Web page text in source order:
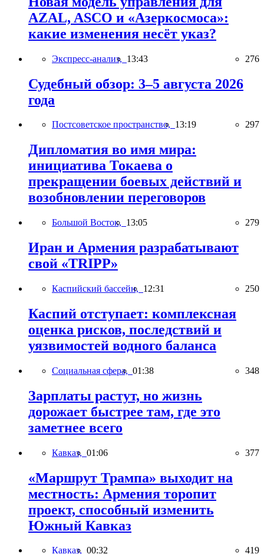
AZAL, ASCO и «Азеркосмоса»:
какие изменения несёт указ?
Экспресс-анализ, 13:43 276
Судебный обзор: 3–5 августа 2026
года
Постсоветское пространство, 13:19 297
Дипломатия во имя мира:
инициатива Токаева о
прекращении боевых действий и
возобновлении переговоров
Большой Восток, 13:05 279
Иран и Армения разрабатывают
свой «TRIPP»
Каспийский бассейн, 12:31 250
Каспий отступает: комплексная
оценка рисков, последствий и
уязвимостей водного баланса
Социальная сфера, 01:38 348
Зарплаты растут, но жизнь
дорожает быстрее там, где это
заметнее всего
Кавказ, 01:06 377
«Маршрут Трампа» выходит на
местность: Армения торопит
проект, способный изменить
Южный Кавказ
Кавказ, 00:32 419